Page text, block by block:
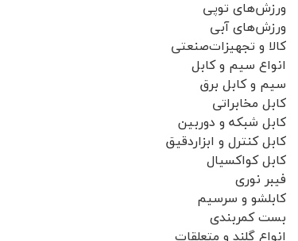
ورزش‌های توپی
ورزش‌های آبی
کالا و تجهیزات‌صنعتی
انواع سیم و کابل
سیم و کابل برق
کابل مخابراتی
کابل شبکه و دوربین
کابل کنترل و ابزاردقیق
کابل کواکسیال
فیبر نوری
کابلشو و سرسیم
بست کمربندی
انواع گلند و متعلقات